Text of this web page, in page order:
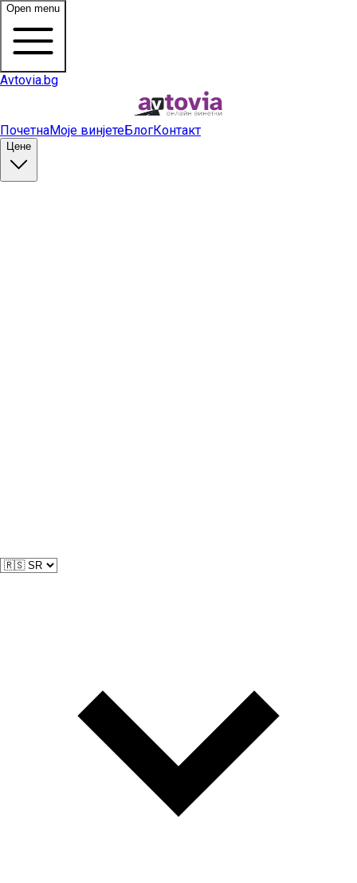
Open menu
Avtovia.bg
ПочетнаМоје винјетеБлогКонтакт
Цене